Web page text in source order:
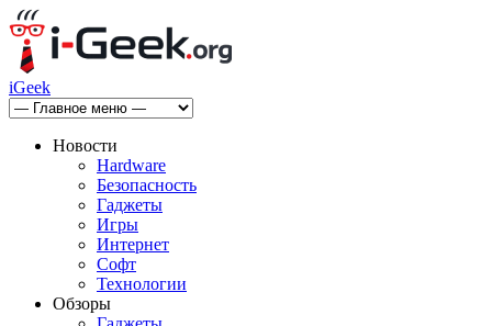
iGeek
Новости
Hardware
Безопасность
Гаджеты
Игры
Интернет
Софт
Технологии
Обзоры